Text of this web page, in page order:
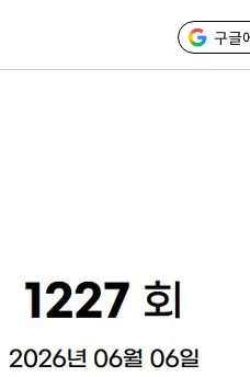
권' 수용할까
위해 불가피"
압수수색
경계태세 강
성
개
자 있어"
에 '충격·당황'
구글